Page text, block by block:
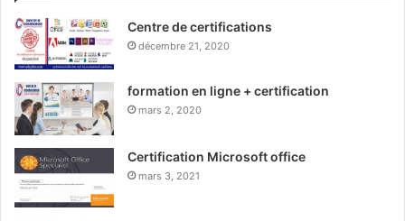
Centre de certifications
décembre 21, 2020
formation en ligne + certification
mars 2, 2020
Certification Microsoft office
mars 3, 2021